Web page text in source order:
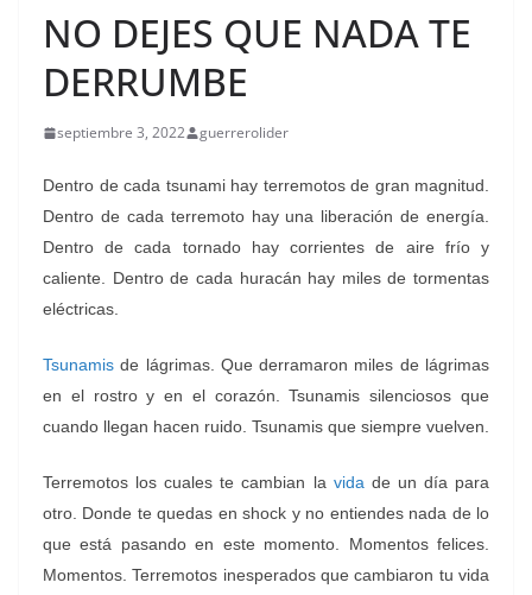
NO DEJES QUE NADA TE
DERRUMBE
septiembre 3, 2022 guerrerolider
Dentro de cada tsunami hay terremotos de gran magnitud.
Dentro de cada terremoto hay una liberación de energía.
Dentro de cada tornado hay corrientes de aire frío y
caliente. Dentro de cada huracán hay miles de tormentas
eléctricas.
Tsunamis de lágrimas. Que derramaron miles de lágrimas
en el rostro y en el corazón. Tsunamis silenciosos que
cuando llegan hacen ruido. Tsunamis que siempre vuelven.
Terremotos los cuales te cambian la vida de un día para
otro. Donde te quedas en shock y no entiendes nada de lo
que está pasando en este momento. Momentos felices.
Momentos. Terremotos inesperados que cambiaron tu vida